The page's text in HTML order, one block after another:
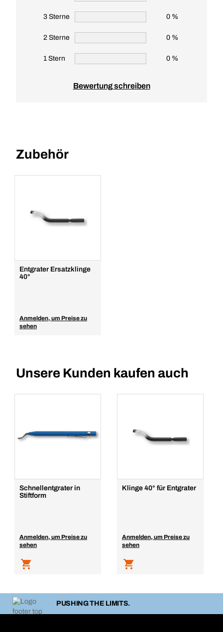
3 Sterne 0 %
2 Sterne 0 %
1 Stern 0 %
Bewertung schreiben
Zubehör
Entgrater Ersatzklinge
40°
Anmelden, um Preise zu
sehen
Unsere Kunden kaufen auch
Schnellentgrater in
Stiftform
Anmelden, um Preise zu
sehen
Klinge 40° für Entgrater
Anmelden, um Preise zu
sehen
PUSHING THE LIMITS.